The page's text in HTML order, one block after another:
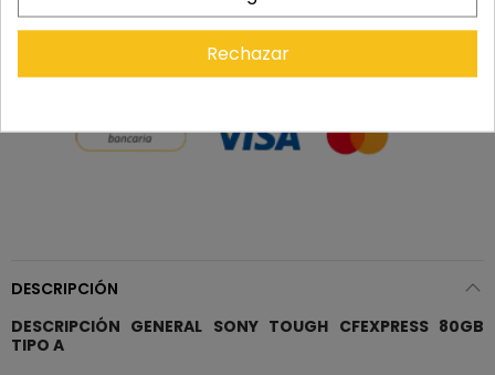
DESCRIPCIÓN
DESCRIPCIÓN GENERAL SONY TOUGH CFEXPRESS 80GB
TIPO A
Rechazar